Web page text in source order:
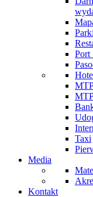
Port
Taxi
Media
Kontakt